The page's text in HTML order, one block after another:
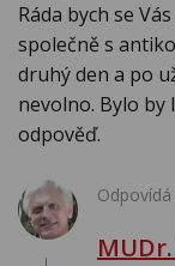
Ráda bych se
společně s
druhý den a po
nevolno. Bylo by
odpověď.